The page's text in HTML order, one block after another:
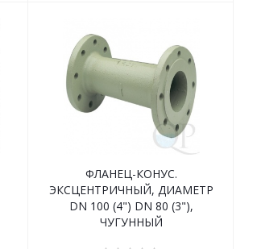
ФЛАНЕЦ-КОНУС.
ЭКСЦЕНТРИЧНЫЙ, ДИАМЕТР
DN 100 (4") DN 80 (3"),
ЧУГУННЫЙ